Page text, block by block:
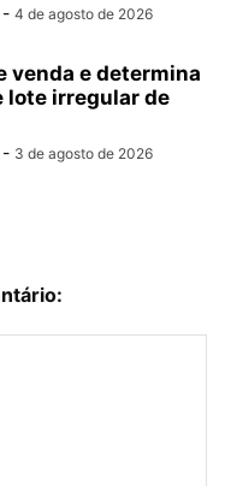
- 4 de agosto de 2026
venda e determina
lote irregular de
- 3 de agosto de 2026